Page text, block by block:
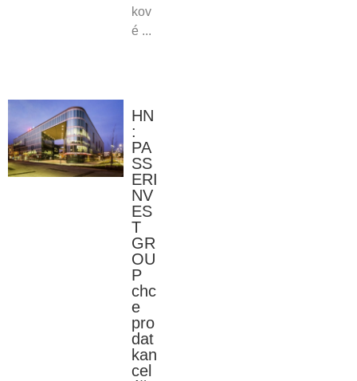
kov
é ...
HN
:
PA
SS
ERI
NV
ES
T
GR
OU
P
chc
e
pro
dat
kan
cel